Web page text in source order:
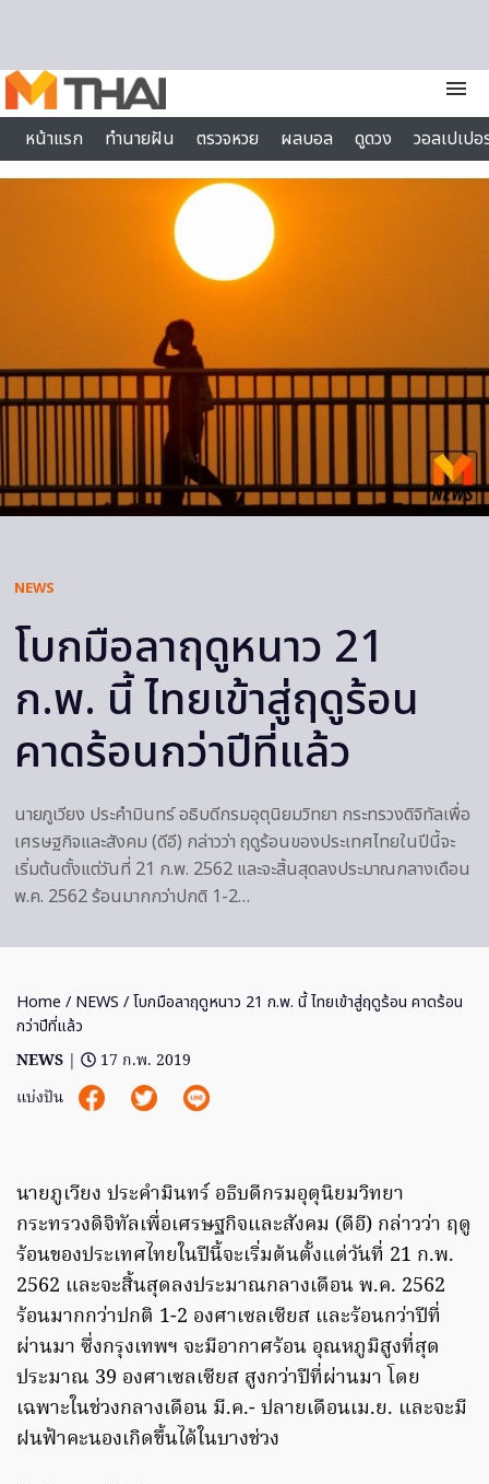
menu
หน้าแรก
ทำนายฝัน ตรวจหวย ผลบอล ดูดวง
วอลเปเป
ไลฟ์สไตล์
NEWS
โบกมือลาฤดูหนาว 21
ก.พ. นี้ ไทยเข้าสู่ฤดูร้อน
คาดร้อนกว่าปีที่แล้ว
นายภูเวียง ประคำมินทร์ อธิบดีกรมอุตุนิยมวิทยา กระทรวงดิจิทัลเพื่อ
เศรษฐกิจและสังคม (ดีอี) กล่าวว่า ฤดูร้อนของประเทศไทยในปีนี้จะ
เริ่มต้นตั้งแต่วันที่ 21 ก.พ. 2562 และจะสิ้นสุดลงประมาณกลางเดือน
พ.ค. 2562 ร้อนมากกว่าปกติ 1-2…
Home / NEWS / โบกมือลาฤดูหนาว 21 ก.พ. นี้ ไทยเข้าสู่ฤดูร้อน คาดร้อน
กว่าปีที่แล้ว
NEWS |
17 ก.พ. 2019
แบ่งปัน
นายภูเวียง ประคำมินทร์ อธิบดีกรมอุตุนิยมวิทยา
กระทรวงดิจิทัลเพื่อเศรษฐกิจและสังคม (ดีอี) กล่าวว่า ฤดู
ร้อนของประเทศไทยในปีนี้จะเริ่มต้นตั้งแต่วันที่ 21 ก.พ.
2562 และจะสิ้นสุดลงประมาณกลางเดือน พ.ค. 2562
ร้อนมากกว่าปกติ 1-2 องศาเซลเซียส และร้อนกว่าปีที่
ผ่านมา ซึ่งกรุงเทพฯ จะมีอากาศร้อน อุณหภูมิสูงที่สุด
ประมาณ 39 องศาเซลเซียส สูงกว่าปีที่ผ่านมา โดย
เฉพาะในช่วงกลางเดือน มี.ค.- ปลายเดือนเม.ย. และจะมี
ฝนฟ้าคะนองเกิดขึ้นได้ในบางช่วง